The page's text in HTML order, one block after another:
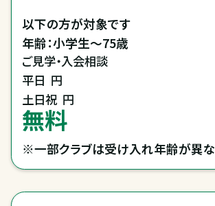
以下の方が対象です
年齢：小学生～75歳
ご見学・入会相談
平日 円
土日祝 円
無料
※一部クラブは受け入れ年齢が異な